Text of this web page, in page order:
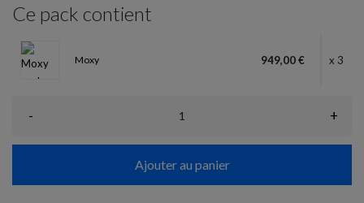
Ce pack contient
Moxy 949,00 € x 3
- +
Ajouter au panier